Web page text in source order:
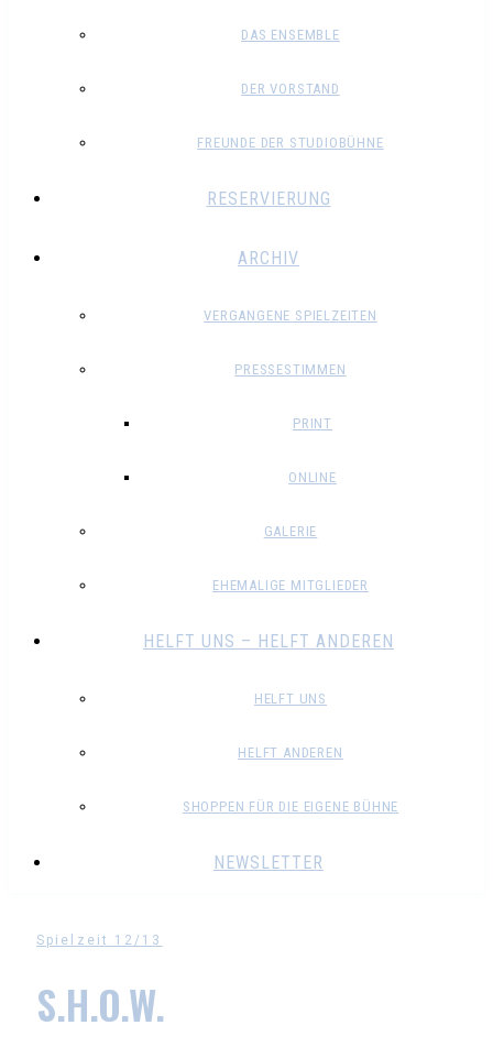
DAS ENSEMBLE
DER VORSTAND
FREUNDE DER STUDIOBÜHNE
RESERVIERUNG
ARCHIV
VERGANGENE SPIELZEITEN
PRESSESTIMMEN
PRINT
ONLINE
GALERIE
EHEMALIGE MITGLIEDER
HELFT UNS – HELFT ANDEREN
HELFT UNS
HELFT ANDEREN
SHOPPEN FÜR DIE EIGENE BÜHNE
NEWSLETTER
Spielzeit 12/13
S.H.O.W.